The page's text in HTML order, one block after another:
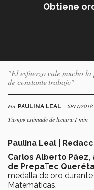
Obtiene
"El esfuerzo vale mucho la
de constante trabajo"
Por PAULINA LEAL - 20/11/2018
Tiempo estimado de lectura:1 min
Paulina Leal |
Carlos Alberto
de PrepaTec
medalla de oro
Matemáticas.